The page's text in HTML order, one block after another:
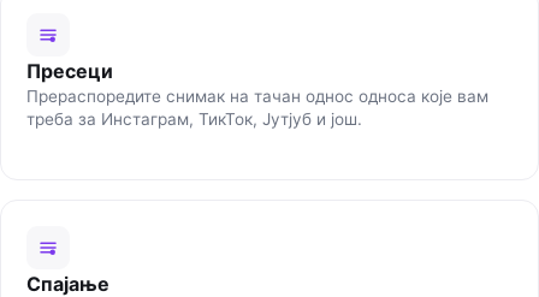
Пресеци
Прераспоредите снимак на тачан однос односа које вам
треба за Инстаграм, ТикТок, Јутјуб и још.
Спајање